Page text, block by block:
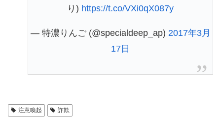
り) https://t.co/VXi0qX087y
— 特濃りんご (@specialdeep_ap) 2017年3月
17日
注意喚起 詐欺